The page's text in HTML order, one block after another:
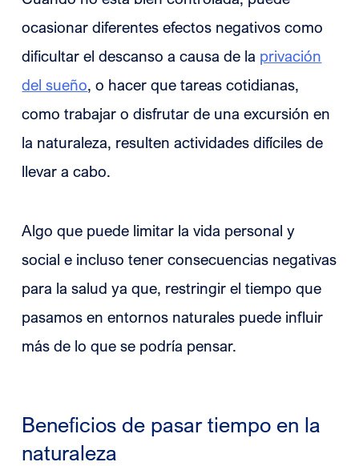
ocasionar diferentes efectos negativos como
dificultar el descanso a causa de la privación
del sueño, o hacer que tareas cotidianas,
como trabajar o disfrutar de una excursión en
la naturaleza, resulten actividades difíciles de
llevar a cabo.
Algo que puede limitar la vida personal y
social e incluso tener consecuencias negativas
para la salud ya que, restringir el tiempo que
pasamos en entornos naturales puede influir
más de lo que se podría pensar.
Beneficios de pasar tiempo en la
naturaleza